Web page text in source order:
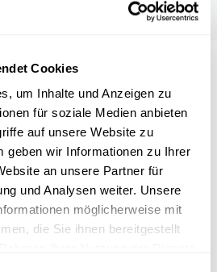
Cookies
um Inhalte und Anzeigen zu
für soziale Medien anbieten
auf unsere Website zu
geben wir Informationen zu Ihrer
an unsere Partner für
und Analysen weiter. Unsere
möglicherweise mit
die Sie ihnen bereitgestellt
SICHERHEIT